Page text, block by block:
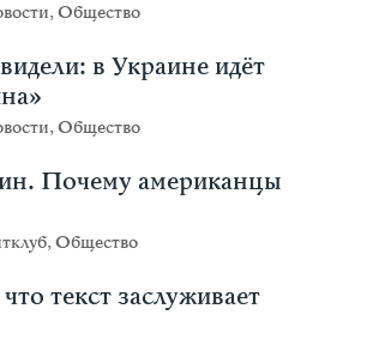
,Общество
в Украине идёт
,Общество
Почему американцы
,Общество
текст заслуживает